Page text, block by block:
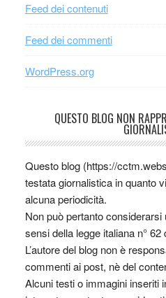
Feed dei contenuti
Feed dei commenti
WordPress.org
QUESTO BLOG NON
Questo blog (https://
testata giornalistica in quanto
alcuna periodicità.
Non può pertanto considerarsi
sensi della legge italiana n° 62
L’autore del blog non è
commenti ai post, nè del
Alcuni testi o immagini inseriti